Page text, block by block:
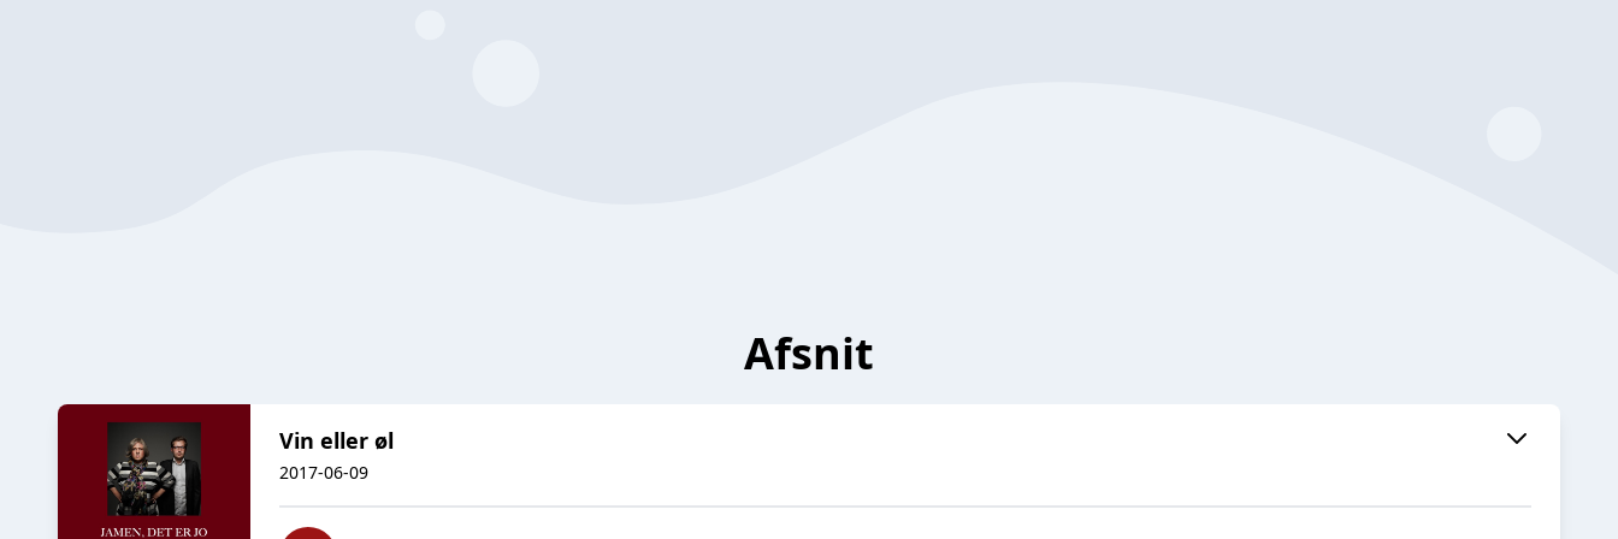
Afsnit
Vin eller øl
2017-06-09